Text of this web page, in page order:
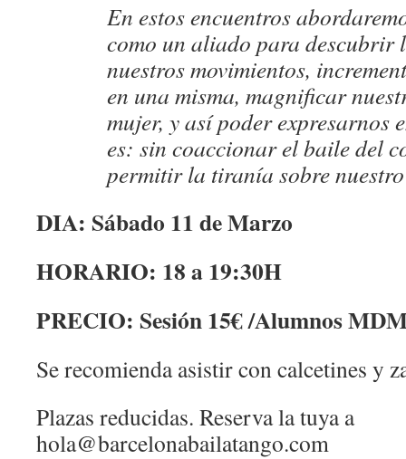
En estos encuentros
como un aliado para descubrir
nuestros movimientos,
en una misma, magnificar
mujer, y así poder expresarnos
es: sin coaccionar el baile del
permitir la tiranía sobre
DIA: Sábado 11 de Marzo
HORARIO: 18 a 19:30H
PRECIO: Sesión 15€ /Alumnos
Se recomienda asistir con calcetines y
Plazas reducidas. Reserva la tuya a
hola@barcelonabailatango.com